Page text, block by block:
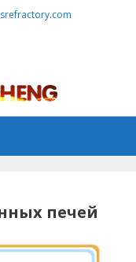
печей